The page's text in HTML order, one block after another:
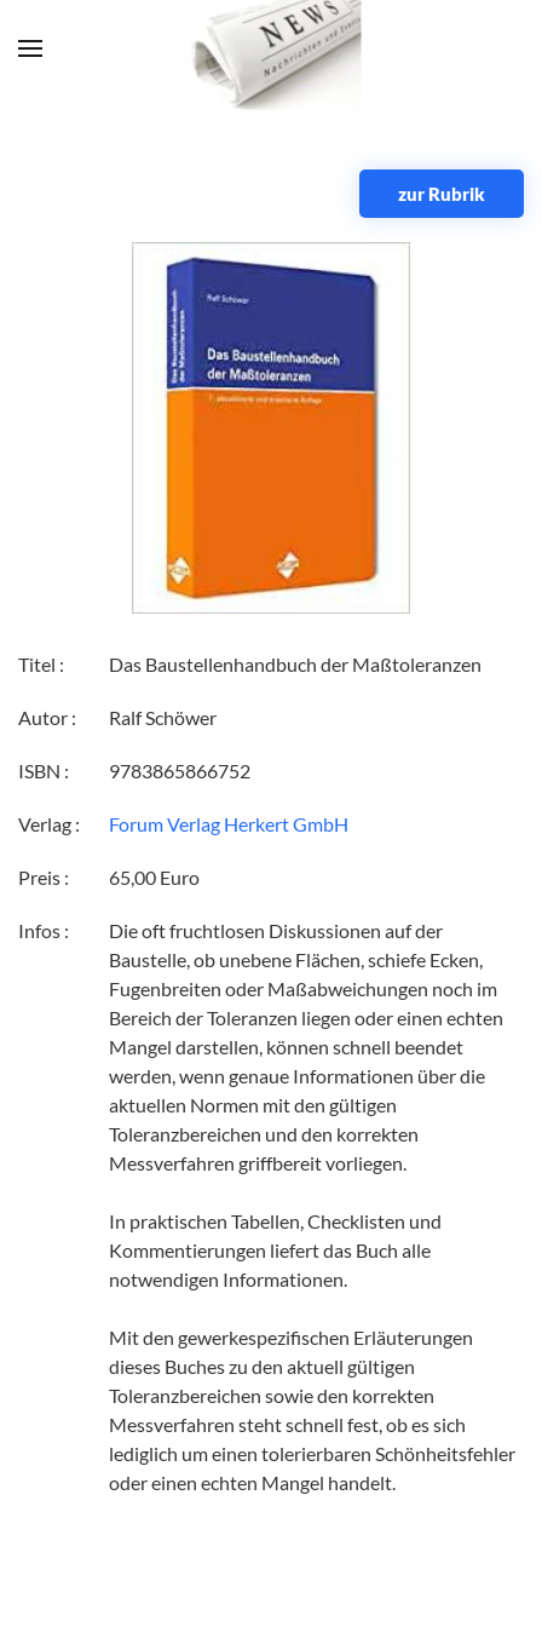
Zum Hauptinhalt springen
zur Rubrik
Titel : Das Baustellenhandbuch der Maßtoleranzen
Autor : Ralf Schöwer
ISBN : 9783865866752
Verlag : Forum Verlag Herkert GmbH
Preis : 65,00 Euro
Infos :
Die oft fruchtlosen Diskussionen auf der
Baustelle, ob unebene Flächen, schiefe Ecken,
Fugenbreiten oder Maßabweichungen noch im
Bereich der Toleranzen liegen oder einen echten
Mangel darstellen, können schnell beendet
werden, wenn genaue Informationen über die
aktuellen Normen mit den gültigen
Toleranzbereichen und den korrekten
Messverfahren griffbereit vorliegen.
In praktischen Tabellen, Checklisten und
Kommentierungen liefert das Buch alle
notwendigen Informationen.
Mit den gewerkespezifischen Erläuterungen
dieses Buches zu den aktuell gültigen
Toleranzbereichen sowie den korrekten
Messverfahren steht schnell fest, ob es sich
lediglich um einen tolerierbaren Schönheitsfehler
oder einen echten Mangel handelt.